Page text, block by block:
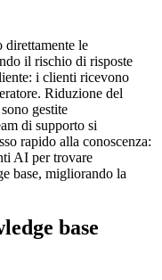
direttamente le
il rischio di risposte
i clienti ricevono
Riduzione del
gestite
di supporto si
rapido alla conoscenza:
AI per trovare
base, migliorando la
base